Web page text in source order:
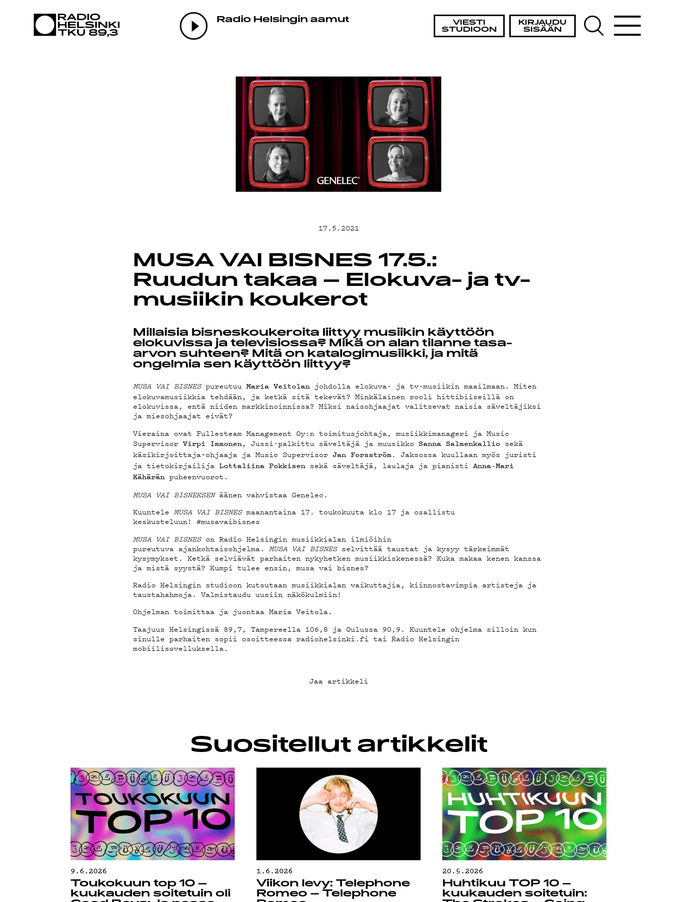
VIESTI
STUDIOON
KIRJAUDU
SISÄÄN
Radio Helsingin aamut
AJANKOHTAISTA
OHJELMAT
TEKIJÄT
ON-DEMAND
PODCAST
MAINOSTA
YHTEYSTIEDOT
G LIVELAB
YSTÄVÄKLUBI
TIETOSUOJA
17.5.2021
MUSA VAI BISNES 17.5.:
Ruudun takaa – Elokuva- ja tv-
musiikin koukerot
Millaisia bisneskoukeroita liittyy musiikin käyttöön
elokuvissa ja televisiossa? Mikä on alan tilanne tasa-
arvon suhteen? Mitä on katalogimusiikki, ja mitä
ongelmia sen käyttöön liittyy?
MUSA VAI BISNESpureutuuMaria Veitolan johdolla elokuva- ja tv-musiikin maailmaan. Miten
elokuvamusiikkia tehdään, ja ketkä sitä tekevät? Minkälainen rooli hittibiiseillä on
elokuvissa, entä niiden markkinoinnissa? Miksi naisohjaajat valitsevat naisia säveltäjiksi
ja miesohjaajat eivät?
Vieraina ovat Fullesteam Management Oy:n toimitusjohtaja, musiikkimanageri ja Music
SupervisorVirpi Immonen, Jussi-palkittu säveltäjä ja muusikko Sanna Salmenkallio sekä
käsikirjoittaja–ohjaaja ja Music SupervisorJan Forsström. Jaksossa kuullaan myös juristi
ja tietokirjailijaLottaliina Pokkisen sekä säveltäjä, laulaja ja pianistiAnna-Mari
Kähärän puheenvuorot.
MUSA VAI BISNEKSENäänen vahvistaaGenelec.
KuunteleMUSA VAI BISNESmaanantaina 17. toukokuuta klo 17 ja osallistu
keskusteluun! #musavaibisnes
MUSA VAI BISNESon Radio Helsingin musiikkialan ilmiöihin
pureutuva ajankohtaisohjelma.MUSA VAI BISNES selvittää taustat ja kysyy tärkeimmät
kysymykset. Ketkä selviävät parhaiten nykyhetken musiikkiskenessä? Kuka makaa kenen kanssa
ja mistä syystä? Kumpi tulee ensin, musa vai bisnes?
Radio Helsingin studioon kutsutaan musiikkialan vaikuttajia, kiinnostavimpia artisteja ja
taustahahmoja. Valmistaudu uusiin näkökulmiin!
Ohjelman toimittaa ja juontaa Maria Veitola.
Taajuus Helsingissä 89,7, Tampereella 106,8 ja Oulussa 90,9. Kuuntele ohjelma silloin kun
sinulle parhaiten sopii osoitteessaradiohelsinki.fi tai Radio Helsingin
mobiilisovelluksella.
Jaa artikkeli
Suositellut artikkelit
9.6.2026
Toukokuun top 10 –
kuukauden soitetuin oli
1.6.2026
Viikon levy: Telephone
Romeo – Telephone
20.5.2026
Huhtikuu TOP 10 –
kuukauden soitetuin: